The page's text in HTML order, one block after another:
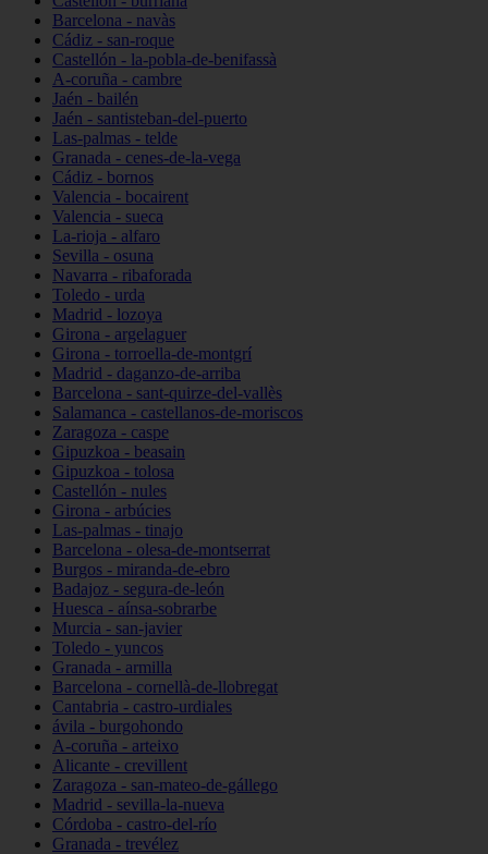
Barcelona - navàs
Cádiz - san-roque
Castellón - la-pobla-de-benifassà
A-coruña - cambre
Jaén - bailén
Jaén - santisteban-del-puerto
Las-palmas - telde
Granada - cenes-de-la-vega
Cádiz - bornos
Valencia - bocairent
Valencia - sueca
La-rioja - alfaro
Sevilla - osuna
Navarra - ribaforada
Toledo - urda
Madrid - lozoya
Girona - argelaguer
Girona - torroella-de-montgrí
Madrid - daganzo-de-arriba
Barcelona - sant-quirze-del-vallès
Salamanca - castellanos-de-moriscos
Zaragoza - caspe
Gipuzkoa - beasain
Gipuzkoa - tolosa
Castellón - nules
Girona - arbúcies
Las-palmas - tinajo
Barcelona - olesa-de-montserrat
Burgos - miranda-de-ebro
Badajoz - segura-de-león
Huesca - aínsa-sobrarbe
Murcia - san-javier
Toledo - yuncos
Granada - armilla
Barcelona - cornellà-de-llobregat
Cantabria - castro-urdiales
ávila - burgohondo
A-coruña - arteixo
Alicante - crevillent
Zaragoza - san-mateo-de-gállego
Madrid - sevilla-la-nueva
Córdoba - castro-del-río
Granada - trevélez